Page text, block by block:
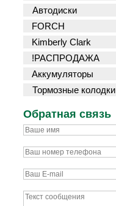
Автодиски
FORCH
Kimberly Clark
!РАСПРОДАЖА
Аккумуляторы
Тормозные колодки
Обратная связь